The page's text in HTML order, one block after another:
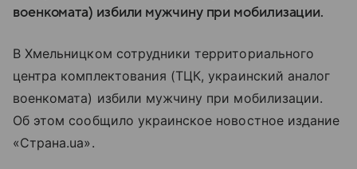
военкомата) избили мужчину при мобилизации.
В Хмельницком сотрудники территориального
центра комплектования (ТЦК, украинский аналог
военкомата) избили мужчину при мобилизации.
Об этом сообщило украинское новостное издание
«Страна.ua».